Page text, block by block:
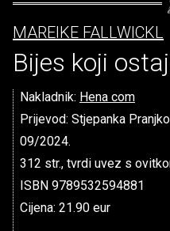
MAREIKE FALLWICKL
Bijes koji
Nakladnik: Hena com
Prijevod: Stjepanka
09/2024.
312 str., tvrdi uvez s
ISBN 9789532594881
Cijena: 21.90 eur